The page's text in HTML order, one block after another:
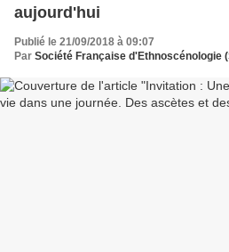
aujourd'hui
Publié le 21/09/2018 à 09:07
Par Société Française d'Ethnoscénologie